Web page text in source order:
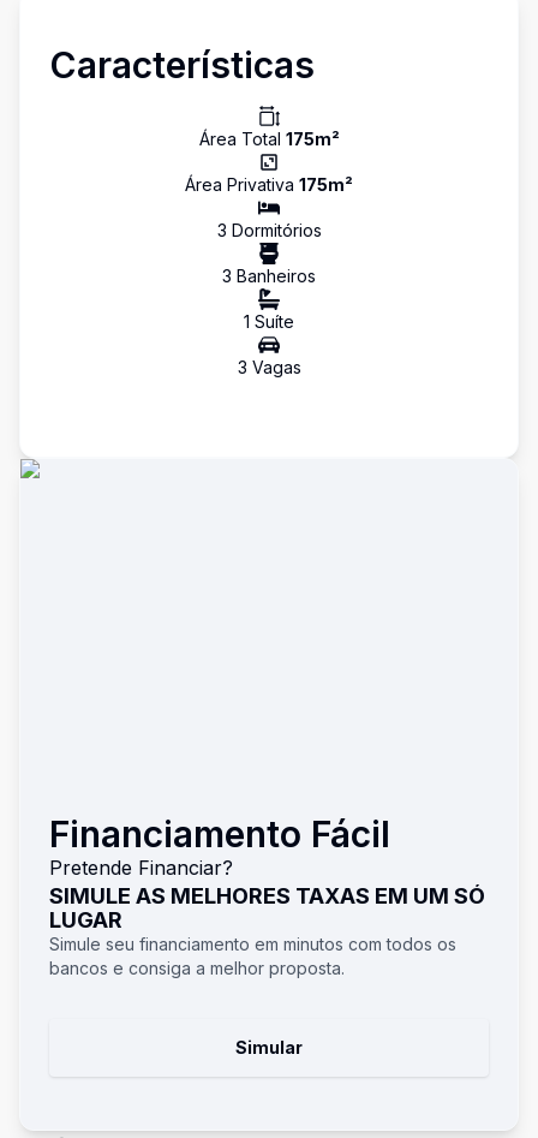
Características
Área Total 175m²
Área Privativa 175m²
3 Dormitórios
3 Banheiros
1 Suíte
3 Vagas
Financiamento Fácil
Pretende Financiar?
SIMULE AS MELHORES TAXAS EM UM SÓ
LUGAR
Simule seu financiamento em minutos com todos os
bancos e consiga a melhor proposta.
Simular